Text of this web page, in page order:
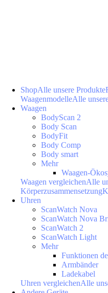
ShopAlle unsere Produkte
WaagenmodelleAlle
Waagen
BodyScan 2
Body Scan
BodyFit
Body Comp
Body smart
Mehr
Waagen-
Waagen vergleichenAlle
Körperzusammensetzung
Uhren
ScanWatch Nova
ScanWatch Nova
ScanWatch 2
ScanWatch Light
Mehr
Funktionen
Armbänder
Ladekabel
Uhren vergleichenAlle